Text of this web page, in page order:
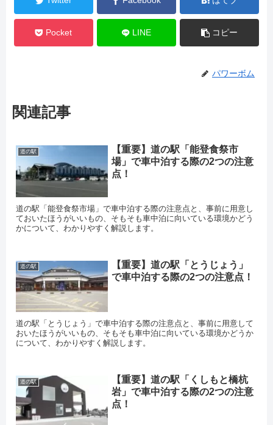
Pocket LINE コピー
パワーボム
関連記事
道の駅
【重要】道の駅「能登食祭市
場」で車中泊する際の2つの注意
点！
道の駅「能登食祭市場」で車中泊する際の注意点と、事前に用意し
ておいたほうがいいもの、そもそも車中泊に向いている環境かどう
かについて、わかりやすく解説します。
道の駅
【重要】道の駅「とうじょう」
で車中泊する際の2つの注意点！
道の駅「とうじょう」で車中泊する際の注意点と、事前に用意して
おいたほうがいいもの、そもそも車中泊に向いている環境かどうか
について、わかりやすく解説します。
道の駅
【重要】道の駅「くしもと橋杭
岩」で車中泊する際の2つの注意
点！